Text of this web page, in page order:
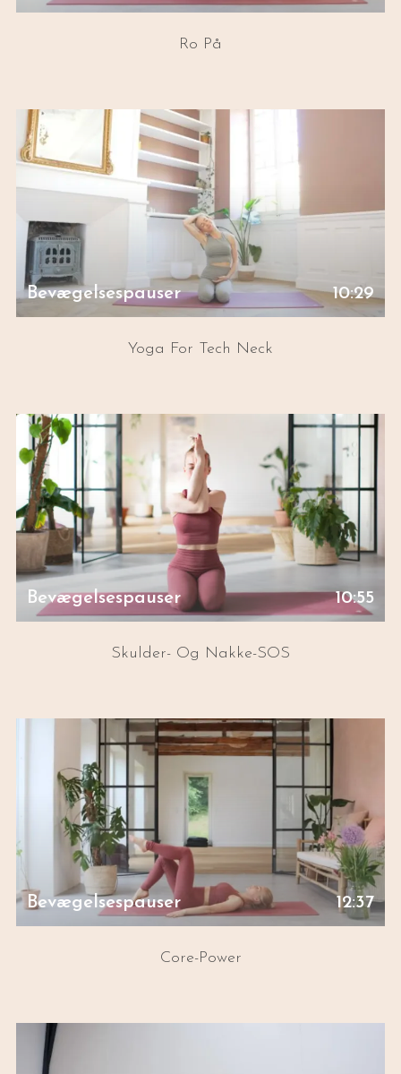
Ro På
Bevægelsespauser 10:29
Yoga For Tech Neck
Bevægelsespauser 10:55
Skulder- Og Nakke-SOS
Bevægelsespauser 12:37
Core-Power